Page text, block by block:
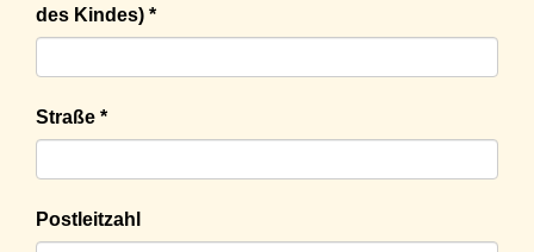
des Kindes) *
Straße *
Postleitzahl